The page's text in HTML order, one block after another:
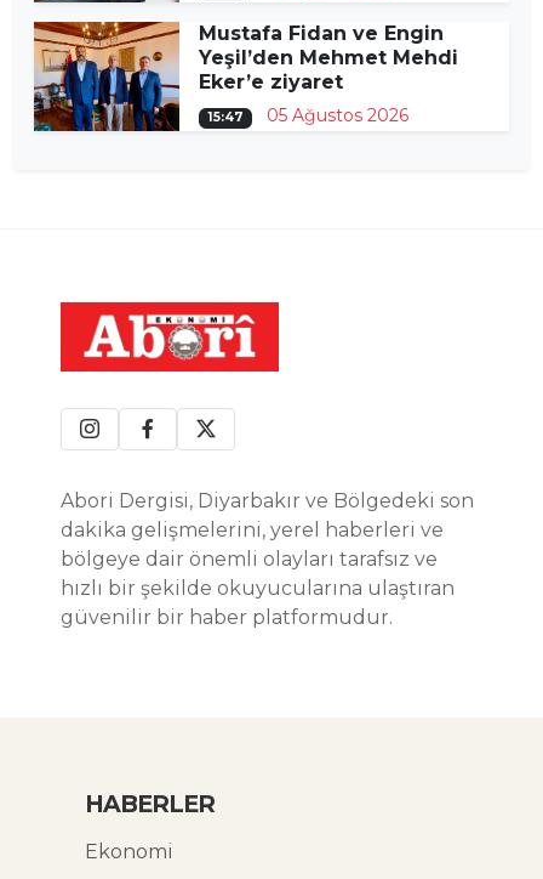
Mustafa Fidan ve Engin
Yeşil’den Mehmet Mehdi
Eker’e ziyaret
15:47 05 Ağustos 2026
Abori Dergisi, Diyarbakır ve Bölgedeki son
dakika gelişmelerini, yerel haberleri ve
bölgeye dair önemli olayları tarafsız ve
hızlı bir şekilde okuyucularına ulaştıran
güvenilir bir haber platformudur.
HABERLER
Ekonomi